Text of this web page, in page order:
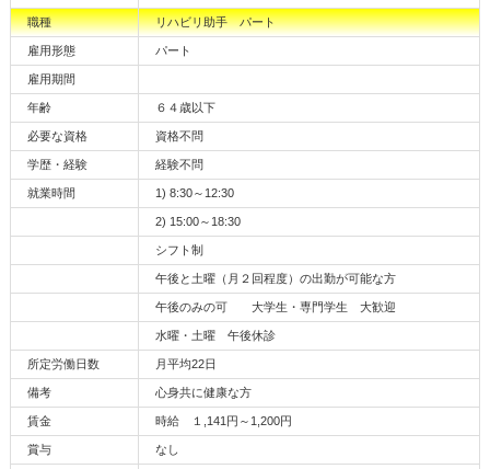
職種 リハビリ助手 パート
雇用形態 パート
雇用期間
年齢 ６４歳以下
必要な資格 資格不問
学歴・経験 経験不問
就業時間 1) 8:30～12:30
2) 15:00～18:30
シフト制
午後と土曜（月２回程度）の出勤が可能な方
午後のみの可 大学生・専門学生 大歓迎
水曜・土曜 午後休診
所定労働日数 月平均22日
備考 心身共に健康な方
賃金 時給 １,141円～1,200円
賞与 なし